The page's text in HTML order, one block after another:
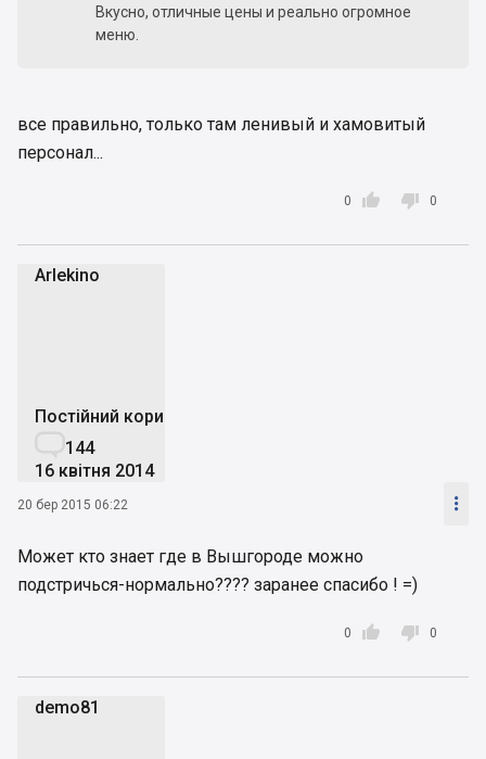
Вкусно, отличные цены и реально огромное
меню.
все правильно, только там ленивый и хамовитый
персонал...

0  0
Arlekino
Постійний користувач
144
16 квітня 2014
20 бер 2015 06:22 
Может кто знает где в Вышгороде можно
подстричься-нормально???? заранее спасибо ! =)

0  0
demo81